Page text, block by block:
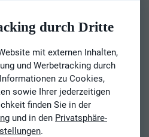
durch Dritte
mit externen Inhalten,
und Werbetracking durch
zu Cookies,
sowie Ihrer jederzeitigen
finden Sie in der
und in den Privatsphäre-
.